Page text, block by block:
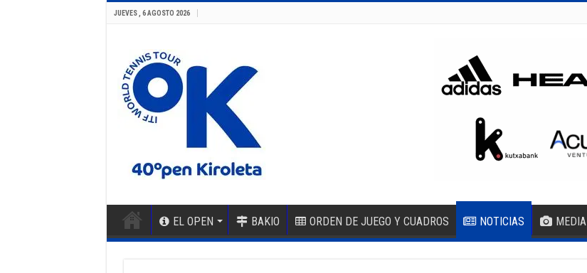
JUEVES , 6 AGOSTO 2026
EL OPEN BAKIO ORDEN DE JUEGO Y CUADROS NOTICIAS MEDIA